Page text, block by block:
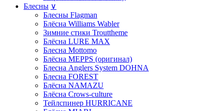
Блесны ∨
Блесны Flagman
Блёсна Williams Wabler
Зимние стики Trouttheme
Блёсна LURE MAX
Блесна Mottomo
Блёсна MEPPS (оригинал)
Блесна Anglers System DOHNA
Блесна FOREST
Блёсна NAMAZU
Блёсна Crows-culture
Тейлспинер HURRICANE